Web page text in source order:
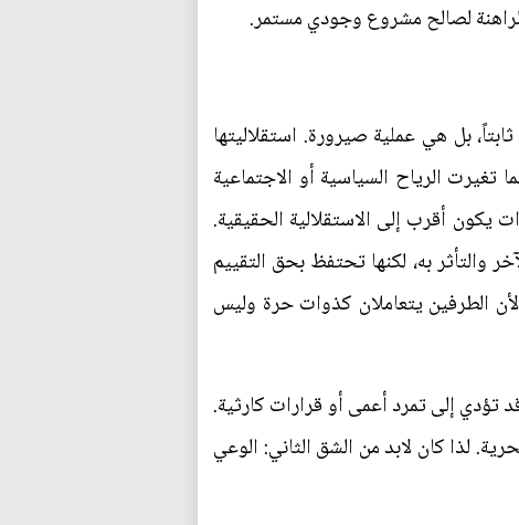
لصالح مشروع وجودي مستمر.
بل هي عملية صيرورة. استقلاليتها
الرياح السياسية أو الاجتماعية
يكون أقرب إلى الاستقلالية الحقيقية.
والتأثر به، لكنها تحتفظ بحق التقييم
لأن الطرفين يتعاملان كذوات حرة وليس
تؤدي إلى تمرد أعمى أو قرارات كارثية.
لذا كان لابد من الشق الثاني: الوعي